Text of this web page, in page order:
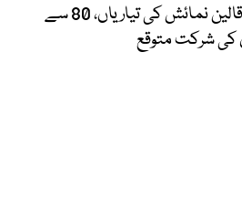
لاہور میں 42ویں عالمی قالین نمائش کی تیاریاں، 80 سے
کی شرکت متوقع